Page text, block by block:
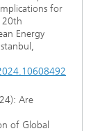
for
20th
Energy
Are
of Global